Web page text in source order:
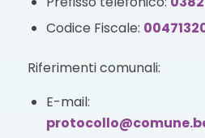
Codice Fiscale:
Riferimenti comunali:
E-mail: